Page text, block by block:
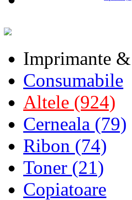
Imprimante
Consumabile
Altele (924)
Cerneala (79)
Ribon (74)
Toner (21)
Copiatoare